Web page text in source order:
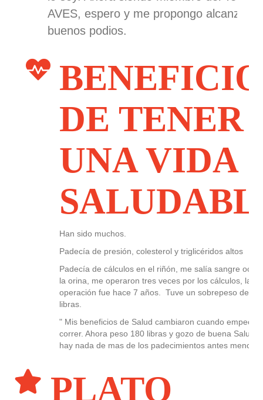
AVES, espero y me propongo alcanzar
buenos podios.
DE TENER
UNA VIDA
Han sido muchos.
Padecía de presión, colesterol y triglicéridos altos
Padecía de cálculos en el riñón, me salía sangre
la orina, me operaron tres veces por los cálculos, la
operación fue hace 7 años. Tuve un sobrepeso de
libras.
" Mis beneficios de Salud cambiaron cuando empecé a
correr. Ahora peso 180 libras y gozo de buena Salud.
hay nada de mas de los padecimientos antes
PLATO